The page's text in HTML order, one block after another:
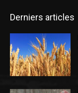
Derniers articles